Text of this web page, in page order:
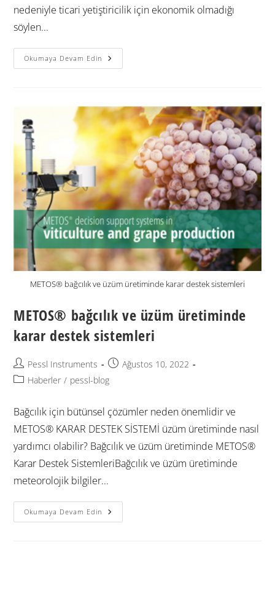
nedeniyle ticari yetiştiricilik için ekonomik olmadığı
söylen...
Okumaya Devam Edin
METOS® bağcılık ve üzüm üretiminde karar destek sistemleri
METOS® bağcılık ve üzüm üretiminde
karar destek sistemleri
Pessl Instruments
Ağustos 10, 2022
Haberler / pessl-blog
Bağcılık için bütünsel çözümler neden önemlidir ve
METOS® KARAR DESTEK SİSTEMİ üzüm üretiminde nasıl
yardımcı olabilir? Bağcılık ve üzüm üretiminde METOS®
Karar Destek SistemleriBağcılık ve üzüm üretiminde
meteorolojik bilgiler...
Okumaya Devam Edin